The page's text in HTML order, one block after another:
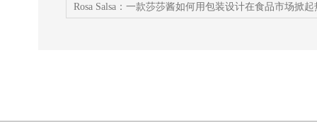
Rosa Salsa：一款莎莎酱如何用包装设计在食品市场掀起